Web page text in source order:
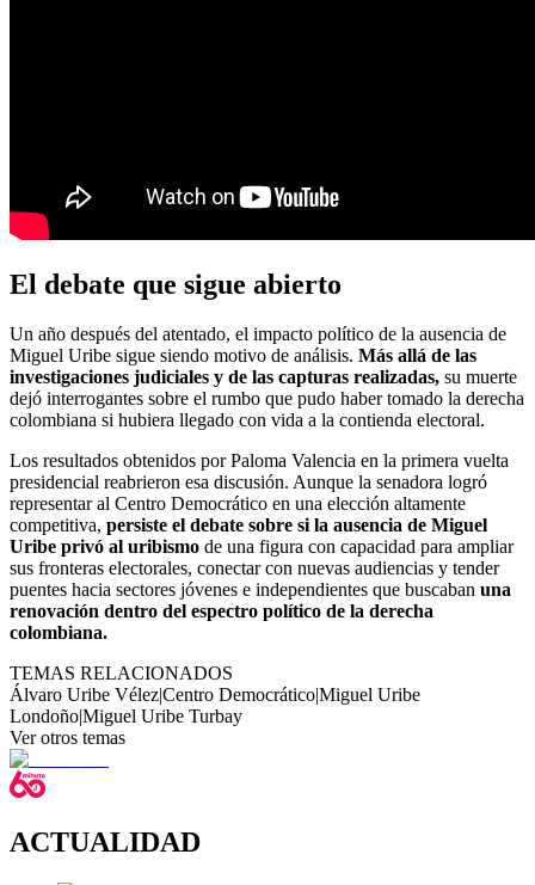
El debate que sigue abierto
Un año después del atentado, el impacto político de la ausencia de
Miguel Uribe sigue siendo motivo de análisis. Más allá de las
investigaciones judiciales y de las capturas realizadas, su muerte
dejó interrogantes sobre el rumbo que pudo haber tomado la derecha
colombiana si hubiera llegado con vida a la contienda electoral.
Los resultados obtenidos por Paloma Valencia en la primera vuelta
presidencial reabrieron esa discusión. Aunque la senadora logró
representar al Centro Democrático en una elección altamente
competitiva, persiste el debate sobre si la ausencia de Miguel
Uribe privó al uribismo de una figura con capacidad para ampliar
sus fronteras electorales, conectar con nuevas audiencias y tender
puentes hacia sectores jóvenes e independientes que buscaban una
renovación dentro del espectro político de la derecha
colombiana.
TEMAS RELACIONADOS
Álvaro Uribe Vélez|Centro Democrático|Miguel Uribe
Londoño|Miguel Uribe Turbay
Ver otros temas
ACTUALIDAD